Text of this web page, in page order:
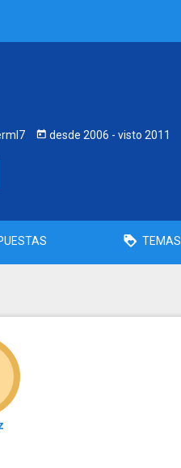
desde 2006 - visto 2011
TEMAS